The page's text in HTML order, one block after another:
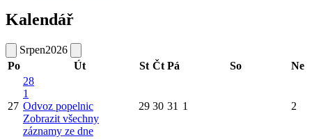
Kalendář
Srpen2026
Po
Út St Čt Pá So Ne
27
28
1
Odvoz popelnic
Zobrazit všechny
záznamy ze dne
29 30 31 1 2